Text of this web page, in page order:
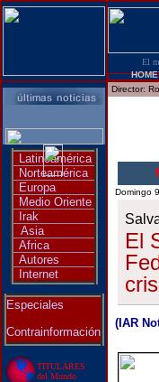
El
HOME
Latinoamérica
Norteamérica
Europa
Medio Oriente
Irak
Asia
Africa
Autores
Internet
Especiales
Contrainformación
TITULARES
del Mundo
Director:
Domingo
El
(IAR